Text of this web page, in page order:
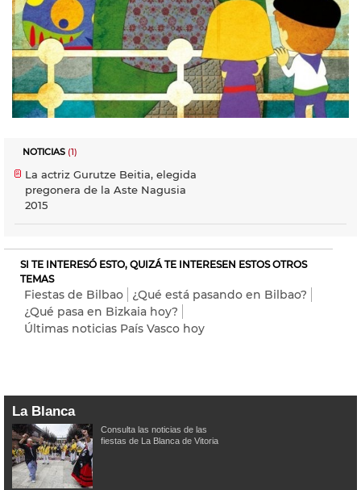
NOTICIAS (1)
La actriz Gurutze Beitia, elegida
pregonera de la Aste Nagusia
2015
SI TE INTERESÓ ESTO, QUIZÁ TE INTERESEN ESTOS OTROS
TEMAS
Fiestas de Bilbao
¿Qué está pasando en Bilbao?
¿Qué pasa en Bizkaia hoy?
Últimas noticias País Vasco hoy
La Blanca
Consulta las noticias de las
fiestas de La Blanca de Vitoria